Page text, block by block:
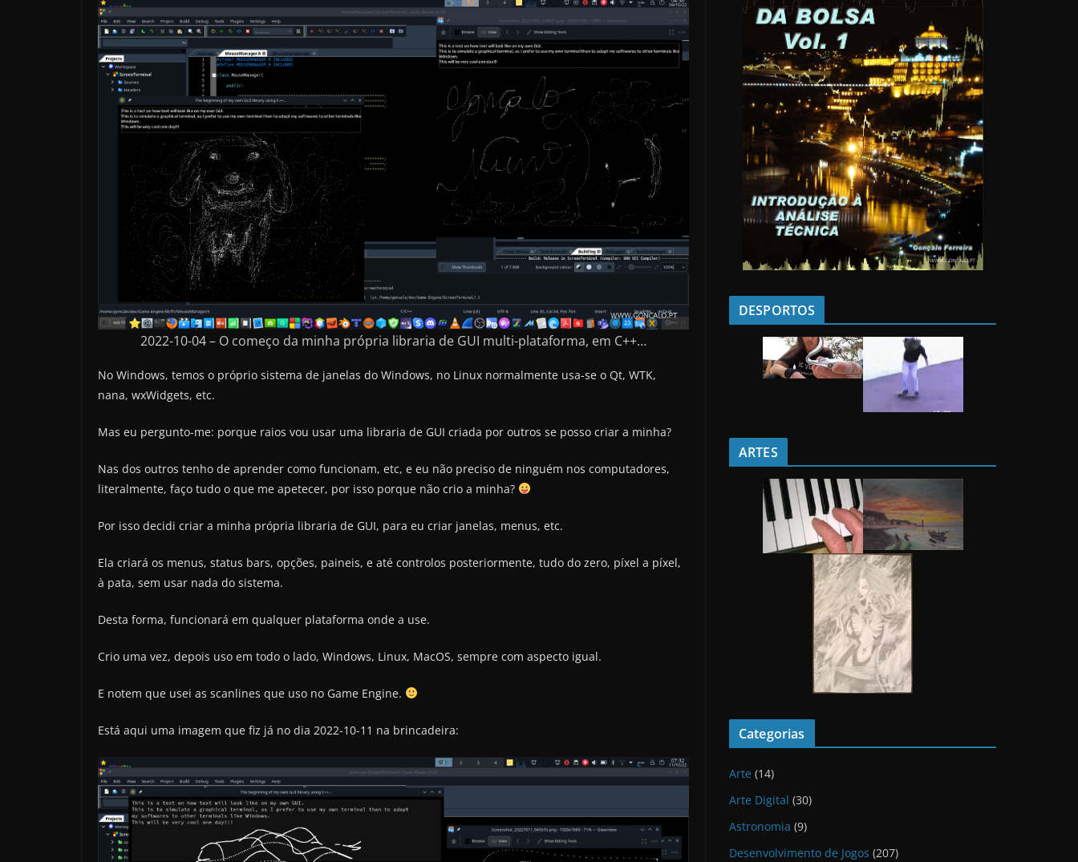
2022-10-04 – O começo da minha própria libraria de GUI multi-plataforma, em C++…
No Windows, temos o próprio sistema de janelas do Windows, no Linux normalmente usa-se o Qt, WTK,
nana, wxWidgets, etc.
Mas eu pergunto-me: porque raios vou usar uma libraria de GUI criada por outros se posso criar a minha?
Nas dos outros tenho de aprender como funcionam, etc, e eu não preciso de ninguém nos computadores,
literalmente, faço tudo o que me apetecer, por isso porque não crio a minha?
Por isso decidi criar a minha própria libraria de GUI, para eu criar janelas, menus, etc.
Ela criará os menus, status bars, opções, paineis, e até controlos posteriormente, tudo do zero, píxel a píxel,
à pata, sem usar nada do sistema.
Desta forma, funcionará em qualquer plataforma onde a use.
Crio uma vez, depois uso em todo o lado, Windows, Linux, MacOS, sempre com aspecto igual.
E notem que usei as scanlines que uso no Game Engine.
Está aqui uma imagem que fiz já no dia 2022-10-11 na brincadeira:
DESPORTOS
ARTES
Categorias
Arte (14)
Arte Digital (30)
Astronomia (9)
Desenvolvimento de Jogos (207)